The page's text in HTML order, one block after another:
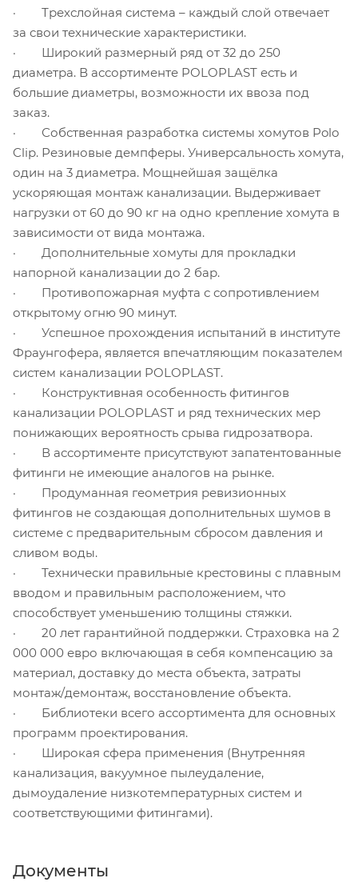
· Трехслойная система – каждый слой отвечает
за свои технические характеристики.
· Широкий размерный ряд от 32 до 250
диаметра. В ассортименте POLOPLAST есть и
большие диаметры, возможности их ввоза под
заказ.
· Собственная разработка системы хомутов Polo
Clip. Резиновые демпферы. Универсальность хомута,
один на 3 диаметра. Мощнейшая защёлка
ускоряющая монтаж канализации. Выдерживает
нагрузки от 60 до 90 кг на одно крепление хомута в
зависимости от вида монтажа.
· Дополнительные хомуты для прокладки
напорной канализации до 2 бар.
· Противопожарная муфта с сопротивлением
открытому огню 90 минут.
· Успешное прохождения испытаний в институте
Фраунгофера, является впечатляющим показателем
систем канализации POLOPLAST.
· Конструктивная особенность фитингов
канализации POLOPLAST и ряд технических мер
понижающих вероятность срыва гидрозатвора.
· В ассортименте присутствуют запатентованные
фитинги не имеющие аналогов на рынке.
· Продуманная геометрия ревизионных
фитингов не создающая дополнительных шумов в
системе с предварительным сбросом давления и
сливом воды.
· Технически правильные крестовины с плавным
вводом и правильным расположением, что
способствует уменьшению толщины стяжки.
· 20 лет гарантийной поддержки. Страховка на 2
000 000 евро включающая в себя компенсацию за
материал, доставку до места объекта, затраты
монтаж/демонтаж, восстановление объекта.
· Библиотеки всего ассортимента для основных
программ проектирования.
· Широкая сфера применения (Внутренняя
канализация, вакуумное пылеудаление,
дымоудаление низкотемпературных систем и
соответствующими фитингами).
Документы